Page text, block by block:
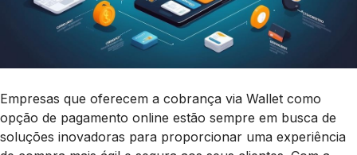
Empresas que oferecem a cobrança via Wallet como
opção de pagamento online estão sempre em busca de
soluções inovadoras para proporcionar uma experiência